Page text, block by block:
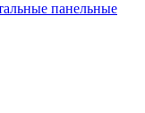
панельные